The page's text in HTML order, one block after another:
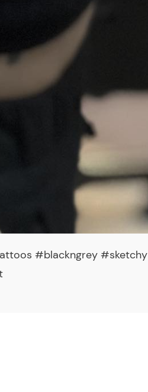
#blackngrey #sketchy